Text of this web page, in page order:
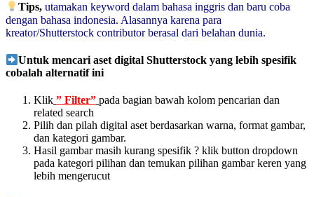
Tips, utamakan keyword dalam bahasa inggris dan baru coba
dengan bahasa indonesia. Alasannya karena para
kreator/Shutterstock contributor berasal dari belahan dunia.
Untuk mencari aset digital Shutterstock yang lebih spesifik
cobalah alternatif ini
Klik ” Filter” pada bagian bawah kolom pencarian dan
related search
Pilih dan pilah digital aset berdasarkan warna, format gambar,
dan kategori gambar.
Hasil gambar masih kurang spesifik ? klik button dropdown
pada kategori pilihan dan temukan pilihan gambar keren yang
lebih mengerucut